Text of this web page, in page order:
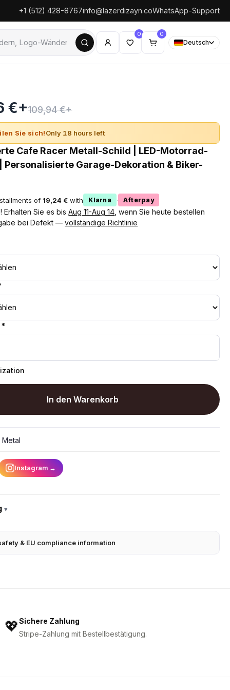
+1 (512) 428-8767info@lazerdizayn.coWhatsApp-Support
0 0
Deutsch
€+109,94 €+
Sie sich!Only 18 hours left
Cafe Racer Metall-Schild | LED-Motorrad-
Personalisierte Garage-Dekoration & Biker-
of 19,24 € with Klarna · Afterpay
Erhalten Sie es bisAug 11-Aug 14 , wenn Sie heute bestellen
bei Defekt —vollständige Richtlinie
In den Warenkorb
Metal
Instagram →
▾
& EU compliance information
💖Sichere Zahlung
Stripe-Zahlung mit Bestellbestätigung.